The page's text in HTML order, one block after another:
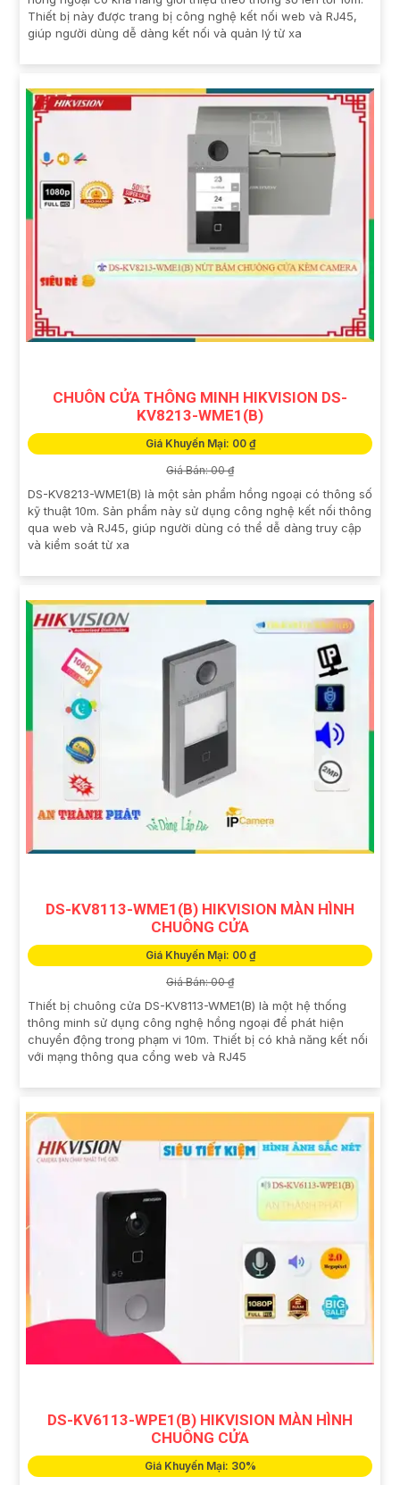
Thiết bị này được trang bị công nghệ kết nối web và RJ45,
giúp người dùng dễ dàng kết nối và quản lý từ xa
CHUÔN CỬA THÔNG MINH HIKVISION DS-
KV8213-WME1(B)
Giá Khuyến Mại: 00 ₫
Giá Bán: 00 ₫
DS-KV8213-WME1(B) là một sản phẩm hồng ngoại có thông số
kỹ thuật 10m. Sản phẩm này sử dụng công nghệ kết nối thông
qua web và RJ45, giúp người dùng có thể dễ dàng truy cập
và kiểm soát từ xa
DS-KV8113-WME1(B) HIKVISION MÀN HÌNH
CHUÔNG CỬA
Giá Khuyến Mại: 00 ₫
Giá Bán: 00 ₫
Thiết bị chuông cửa DS-KV8113-WME1(B) là một hệ thống
thông minh sử dụng công nghệ hồng ngoại để phát hiện
chuyển động trong phạm vi 10m. Thiết bị có khả năng kết nối
với mạng thông qua cổng web và RJ45
DS-KV6113-WPE1(B) HIKVISION MÀN HÌNH
CHUÔNG CỬA
Giá Khuyến Mại: 30%